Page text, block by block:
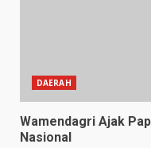
DAERAH
Wamendagri Ajak
Nasional